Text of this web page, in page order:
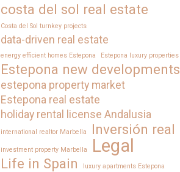
costa del sol real estate
Costa del Sol turnkey projects
data-driven real estate
energy efficient homes Estepona Estepona luxury properties
Estepona new developments
estepona property market
Estepona real estate
holiday rental license Andalusia
international realtor Marbella Inversión real
investment property Marbella Legal
Life in Spain
luxury apartments Estepona